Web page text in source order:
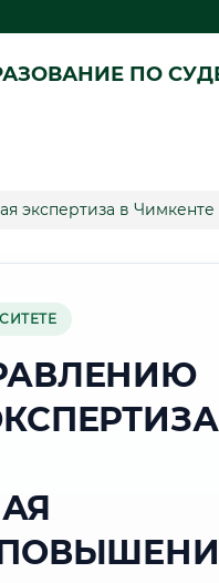
ПО
экспертиза в Чимкенте